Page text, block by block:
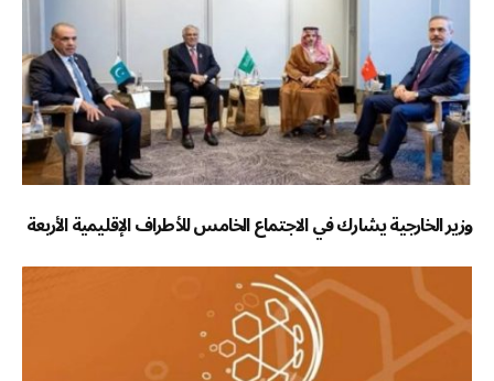
وزير الخارجية يشارك في الاجتماع الخامس للأطراف الإقليمية الأربعة